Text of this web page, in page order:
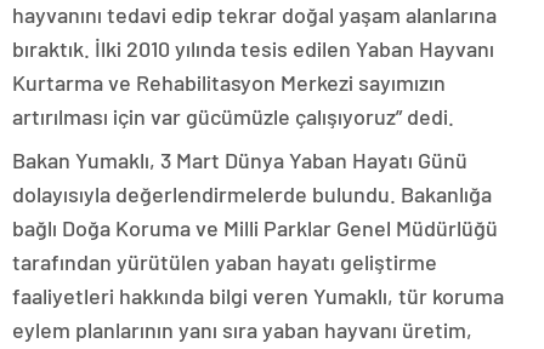
hayvanını tedavi edip tekrar doğal yaşam alanlarına
bıraktık. İlki 2010 yılında tesis edilen Yaban Hayvanı
Kurtarma ve Rehabilitasyon Merkezi sayımızın
artırılması için var gücümüzle çalışıyoruz” dedi.
Bakan Yumaklı, 3 Mart Dünya Yaban Hayatı Günü
dolayısıyla değerlendirmelerde bulundu. Bakanlığa
bağlı Doğa Koruma ve Milli Parklar Genel Müdürlüğü
tarafından yürütülen yaban hayatı geliştirme
faaliyetleri hakkında bilgi veren Yumaklı, tür koruma
eylem planlarının yanı sıra yaban hayvanı üretim,